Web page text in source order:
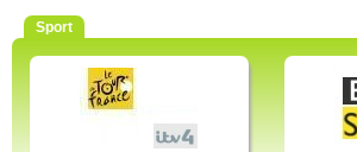
Sport